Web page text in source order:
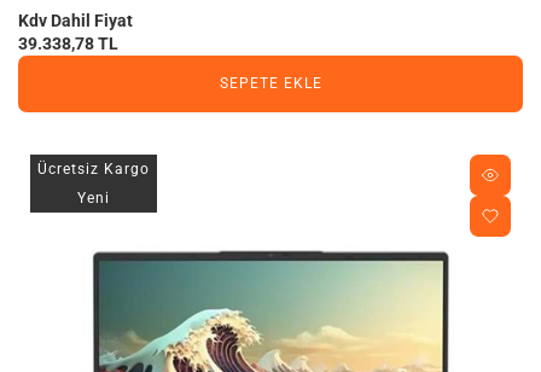
Kdv Dahil Fiyat
39.338,78 TL
SEPETE EKLE
Ücretsiz Kargo
Yeni